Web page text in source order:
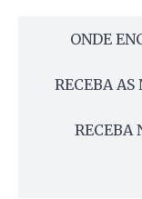
ONDE
RECEBA AS
RECEBA